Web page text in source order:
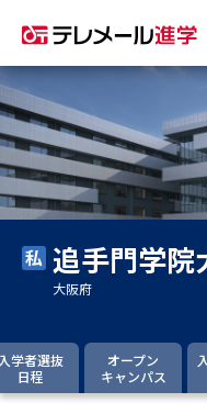
資料
大学・短大の資料種類
大学パンフ
過去問題集
追手門学院
大阪府
学者選抜
日程
オープン
キャンパス